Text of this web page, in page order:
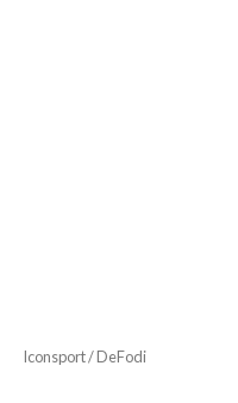
Iconsport / DeFodi